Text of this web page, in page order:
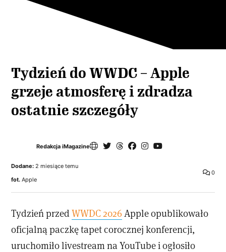
Tydzień do WWDC – Apple
grzeje atmosferę i zdradza
ostatnie szczegóły
Redakcja iMagazine
0
Dodane: 2 miesiące temu
fot. Apple
Tydzień przedWWDC 2026 Apple opublikowało
oficjalną paczkę tapet corocznej konferencji,
uruchomiło livestream na YouTube i ogłosiło